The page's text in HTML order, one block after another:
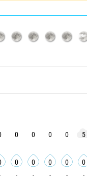
0 0 0 0 5
0 0 0 0 0
- - - - -